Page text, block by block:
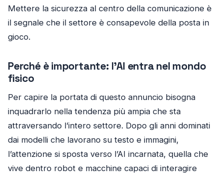
Mettere la sicurezza al centro della comunicazione è
il segnale che il settore è consapevole della posta in
gioco.
Perché è importante: l’AI entra nel mondo
fisico
Per capire la portata di questo annuncio bisogna
inquadrarlo nella tendenza più ampia che sta
attraversando l’intero settore. Dopo gli anni dominati
dai modelli che lavorano su testo e immagini,
l’attenzione si sposta verso l’AI incarnata, quella che
vive dentro robot e macchine capaci di interagire